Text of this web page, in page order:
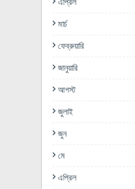
এপ্রিল
মার্চ
ফেব্রুয়ারি
জানুয়ারি
আগস্ট
জুলাই
জুন
মে
এপ্রিল